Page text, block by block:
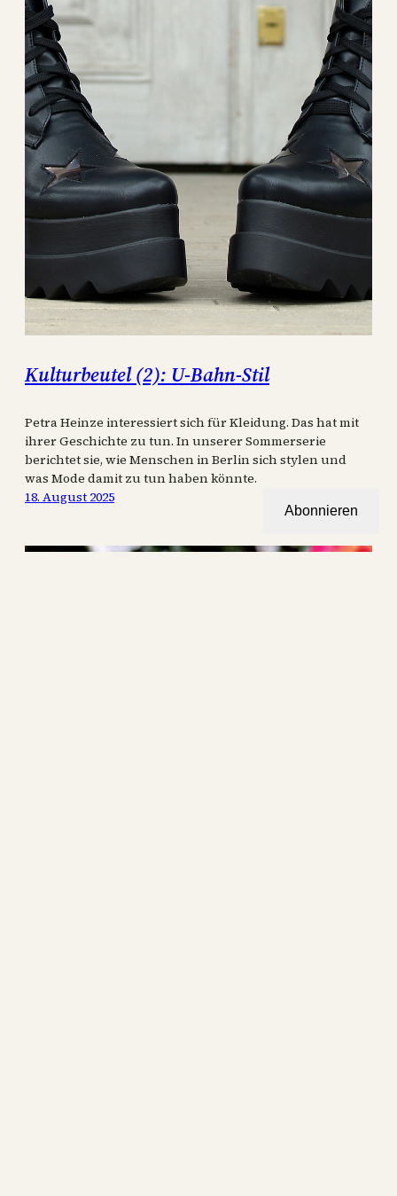
Kulturbeutel (2): U-Bahn-Stil
Petra Heinze interessiert sich für Kleidung. Das hat mit
ihrer Geschichte zu tun. In unserer Sommerserie
berichtet sie, wie Menschen in Berlin sich stylen und
was Mode damit zu tun haben könnte.
18. August 2025
Abonnieren